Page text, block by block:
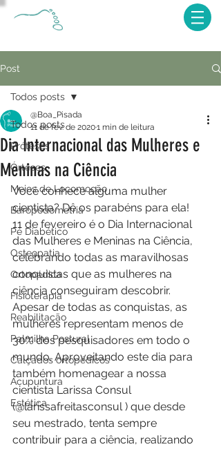
Post
Todos posts
Próteses
Órteses
Meios de Locomoção
Baropodometria
Pé Diabético
Osteopatia
Ortopédica
Fisioterapia
Reabilitação
Palmilha Postural
Calçados ortopédicos
Acupuntura
Estética
Todos posts
Dia Internacional das Mulheres e
Meninas na Ciência
@Boa_Pisada
11 de fev. de 20201 min de leitura
Você conhece alguma mulher
cientista? Dê os parabéns para ela!
11 de fevereiro é o Dia Internacional
das Mulheres e Meninas na Ciência,
celebrando todas as maravilhosas
conquistas que as mulheres na
ciência conseguiram descobrir.
Apesar de todas as conquistas, as
mulheres representam menos de
30% dos pesquisadores em todo o
mundo. Aproveitando este dia para
também homenagear a nossa
cientista Larissa Consul
(@larissafreitasconsul ) que desde
seu mestrado, tenta sempre
contribuir para a ciência, realizando